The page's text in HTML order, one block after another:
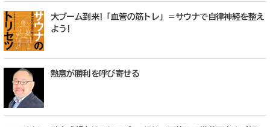
大ブーム到来!「血管の筋トレ」＝サウナで自律神経を整え
よう!
熱意が勝利を呼び寄せる